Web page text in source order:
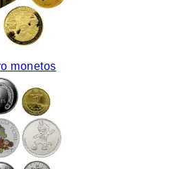
monetos